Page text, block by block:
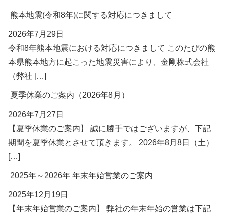
熊本地震(令和8年)に関する対応につきまして
2026年7月29日
令和8年熊本地震における対応につきまして このたびの熊
本県熊本地方に起こった地震災害により、金剛株式会社
（弊社 […]
夏季休業のご案内（2026年8月）
2026年7月27日
【夏季休業のご案内】 誠に勝手ではございますが、下記
期間を夏季休業とさせて頂きます。 2026年8月8日（土）
[…]
2025年～2026年 年末年始営業のご案内
2025年12月19日
【年末年始営業のご案内】 弊社の年末年始の営業は下記